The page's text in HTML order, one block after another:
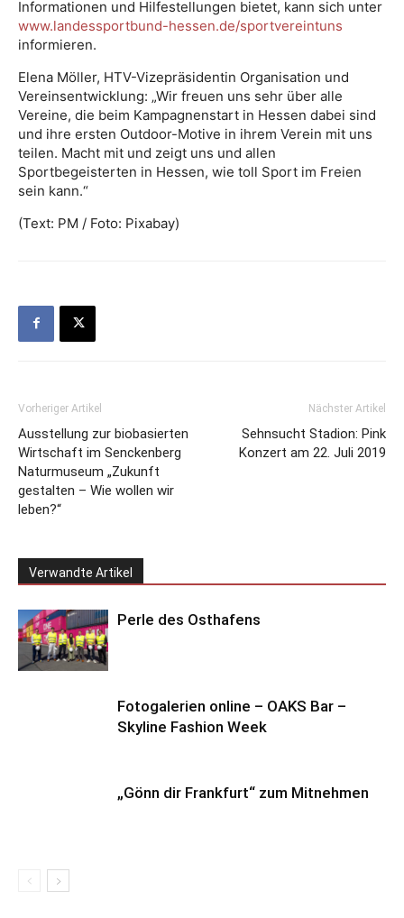
Informationen und Hilfestellungen bietet, kann sich unter
www.landessportbund-hessen.de/sportvereintuns
informieren.
Elena Möller, HTV-Vizepräsidentin Organisation und
Vereinsentwicklung: „Wir freuen uns sehr über alle
Vereine, die beim Kampagnenstart in Hessen dabei sind
und ihre ersten Outdoor-Motive in ihrem Verein mit uns
teilen. Macht mit und zeigt uns und allen
Sportbegeisterten in Hessen, wie toll Sport im Freien
sein kann.“
(Text: PM / Foto: Pixabay)
Vorheriger Artikel
Ausstellung zur biobasierten
Wirtschaft im Senckenberg
Naturmuseum „Zukunft
gestalten – Wie wollen wir
leben?“
Nächster Artikel
Sehnsucht Stadion: Pink
Konzert am 22. Juli 2019
Verwandte Artikel
Perle des Osthafens
Fotogalerien online – OAKS Bar –
Skyline Fashion Week
„Gönn dir Frankfurt“ zum Mitnehmen